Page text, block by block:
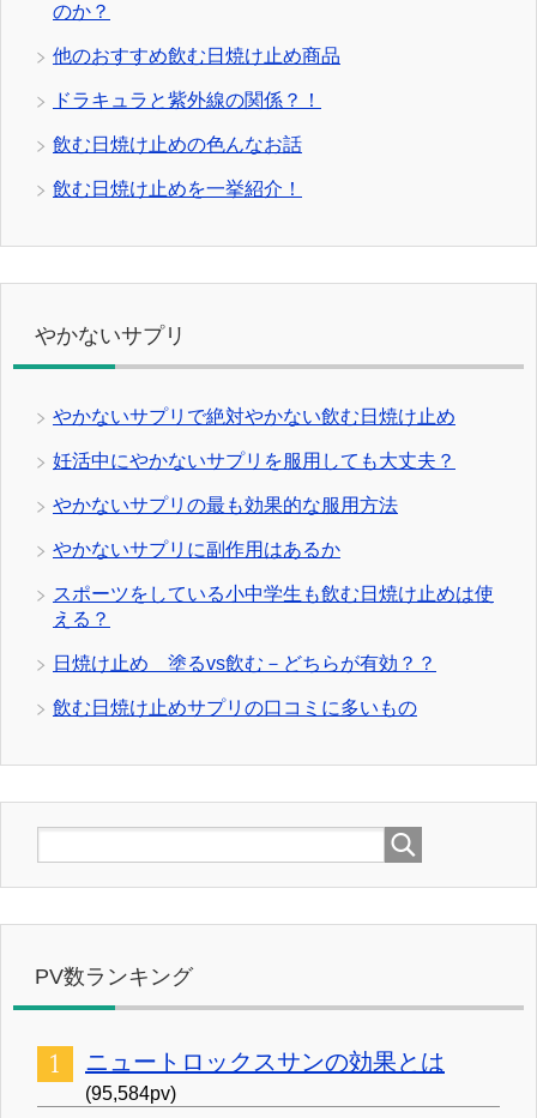
のか？
他のおすすめ飲む日焼け止め商品
ドラキュラと紫外線の関係？！
飲む日焼け止めの色んなお話
飲む日焼け止めを一挙紹介！
やかないサプリ
やかないサプリで絶対やかない飲む日焼け止め
妊活中にやかないサプリを服用しても大丈夫？
やかないサプリの最も効果的な服用方法
やかないサプリに副作用はあるか
スポーツをしている小中学生も飲む日焼け止めは使
える？
日焼け止め 塗るvs飲む－どちらが有効？？
飲む日焼け止めサプリの口コミに多いもの
PV数ランキング
ニュートロックスサンの効果とは
(95,584pv)